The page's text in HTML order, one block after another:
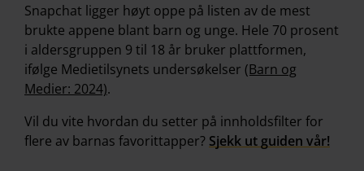
Snapchat ligger høyt oppe på listen av de mest
brukte appene blant barn og unge. Hele 70 prosent
i aldersgruppen 9 til 18 år bruker plattformen,
ifølge Medietilsynets undersøkelser (Barn og
Medier: 2024).
Vil du vite hvordan du setter på innholdsfilter for
flere av barnas favorittapper? Sjekk ut guiden vår!